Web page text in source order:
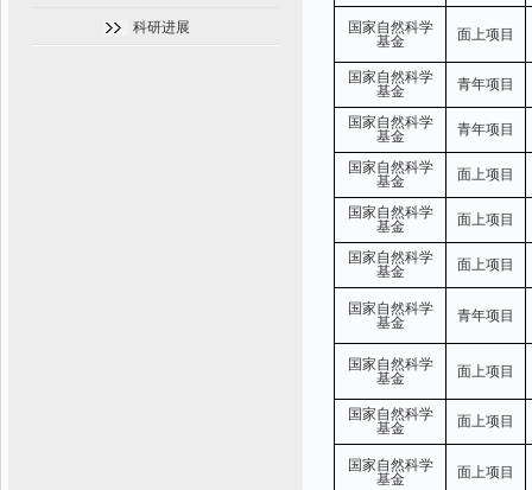
科研进展
国家自然科学
基金
面上项目
国家自然科学
基金
青年项目
国家自然科学
基金
青年项目
国家自然科学
基金
面上项目
国家自然科学
基金
面上项目
国家自然科学
基金
面上项目
国家自然科学
基金
青年项目
国家自然科学
基金
面上项目
国家自然科学
基金
面上项目
国家自然科学
基金
面上项目